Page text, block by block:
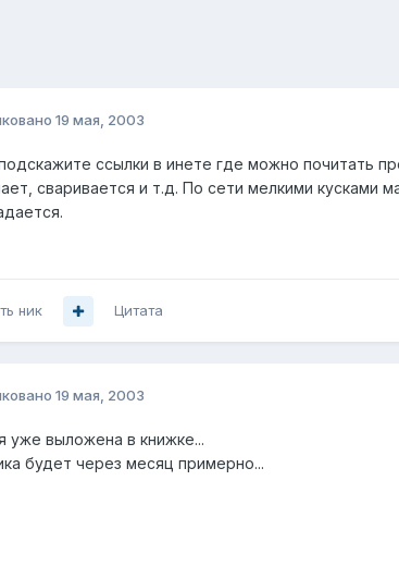
19 мая, 2003
ссылки в инете где можно почитать
сваривается и т.д. По сети мелкими кусками
ник Цитата
19 мая, 2003
уже выложена в книжке...
будет через месяц примерно...